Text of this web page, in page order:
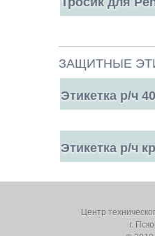
ЗАЩИТНЫЕ
Этикетка р/ч
Этикетка р/ч
Центр
г.